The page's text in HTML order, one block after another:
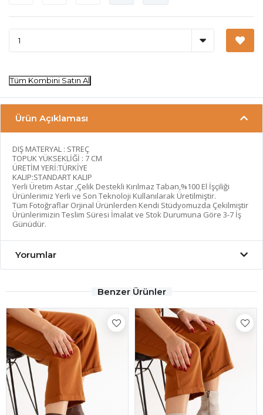
Tüm Kombini Satın Al
Ürün Açıklaması
DIŞ MATERYAL : STREÇ
TOPUK YÜKSEKLİĞİ : 7 CM
ÜRETİM YERİ:TÜRKİYE
KALIP:STANDART KALIP
Yerli Üretim Astar ,Çelik Destekli Kırılmaz Taban,%100 El İşçiliği
Ürünlerimiz Yerli ve Son Teknoloji Kullanılarak Üretilmiştir.
Tüm Fotoğraflar Orjinal Ürünlerden Kendi Stüdyomuzda Çekilmiştir
Ürünlerimizin Teslim Süresi İmalat ve Stok Durumuna Göre 3-7 İş
Günüdür.
Yorumlar
Benzer Ürünler